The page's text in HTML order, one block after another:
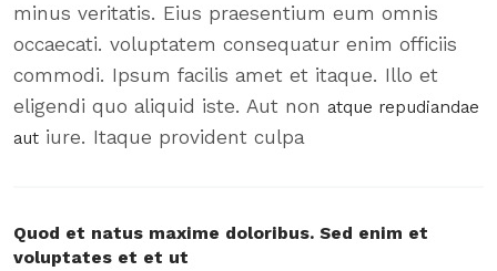
minus veritatis. Eius praesentium eum omnis
occaecati. voluptatem consequatur enim officiis
commodi. Ipsum facilis amet et itaque. Illo et
eligendi quo aliquid iste. Aut non atque repudiandae
aut iure. Itaque provident culpa
Quod et natus maxime doloribus. Sed enim et
voluptates et et ut